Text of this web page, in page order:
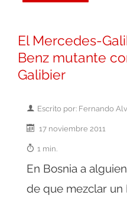
El Mercedes-
Benz mutante
Galibier
Escrito por: Fernando
17 noviembre 2011
1 min.
En Bosnia a
de que mezclar